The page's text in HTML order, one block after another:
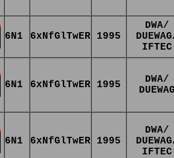
6N1 6xNfGlTwER 1995
DWA/
IFTEC
6N1 6xNfGlTwER 1995
DWA/
6N1 6xNfGlTwER 1995
DWA/
IFTEC